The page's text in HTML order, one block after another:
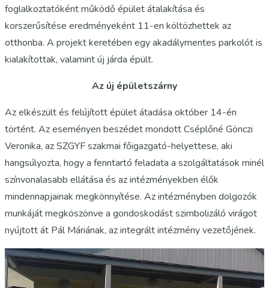
foglalkoztatóként működő épület átalakítása és
korszerűsítése eredményeként 11-en költözhettek az
otthonba. A projekt keretében egy akadálymentes parkolót is
kialakítottak, valamint új járda épült.
Az új épületszárny
Az elkészült és felújított épület átadása október 14-én
történt. Az eseményen beszédet mondott Cséplőné Gönczi
Veronika, az SZGYF szakmai főigazgató-helyettese, aki
hangsúlyozta, hogy a fenntartó feladata a szolgáltatások minél
színvonalasabb ellátása és az intézményekben élők
mindennapjainak megkönnyítése. Az intézményben dolgozók
munkáját megköszönve a gondoskodást szimbolizáló virágot
nyújtott át Pál Máriának, az integrált intézmény vezetőjének.